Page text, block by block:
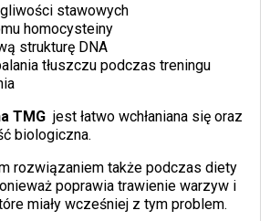
stawowych
homocysteiny
strukturę DNA
tłuszczu podczas treningu
TMGjest łatwo wchłaniana się oraz
biologiczna.
rozwiązaniem także podczas diety
poprawia trawienie warzyw i
miały wcześniej z tym problem.